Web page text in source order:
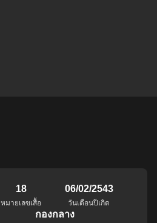
18
หมายเลขเสื้อ
06/02/2543
วันเดือนปีเกิด
กองกลาง